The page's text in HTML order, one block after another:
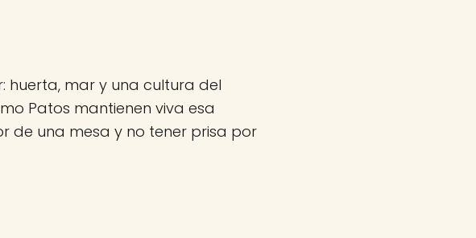
huerta, mar y una cultura del
Patos mantienen viva esa
de una mesa y no tener prisa por